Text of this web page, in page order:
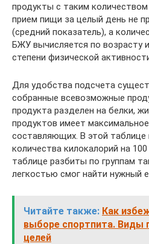
продукты с таким
прием пищи за целый день не
(средний показатель), а
БЖУ вычисляется по возрасту
степени физической
Для удобства подсчета
собранные всевозможные
продукта разделен на белки,
продуктов имеет
составляющих. В этой таблице
количества килокалорий на
таблице разбиты по группам
легкостью смог найти нужный
Читайте также: Как
выборе спортпита. Виды
целей